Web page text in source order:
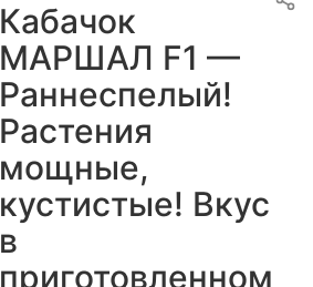
Кабачок
МАРШАЛ F1 —
Раннеспелый!
Растения
мощные,
кустистые! Вкус
в
приготовленном